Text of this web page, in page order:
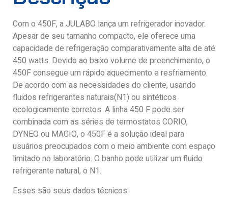
Com o 450F, a JULABO lança um refrigerador inovador.
Apesar de seu tamanho compacto, ele oferece uma
capacidade de refrigeração comparativamente alta de até
450 watts. Devido ao baixo volume de preenchimento, o
450F consegue um rápido aquecimento e resfriamento.
De acordo com as necessidades do cliente, usando
fluidos refrigerantes naturais(N1) ou sintéticos
ecologicamente corretos. A linha 450 F pode ser
combinada com as séries de termostatos CORIO,
DYNEO ou MAGIO, o 450F é a solução ideal para
usuários preocupados com o meio ambiente com espaço
limitado no laboratório. O banho pode utilizar um fluido
refrigerante natural, o N1.
Esses são seus dados técnicos: